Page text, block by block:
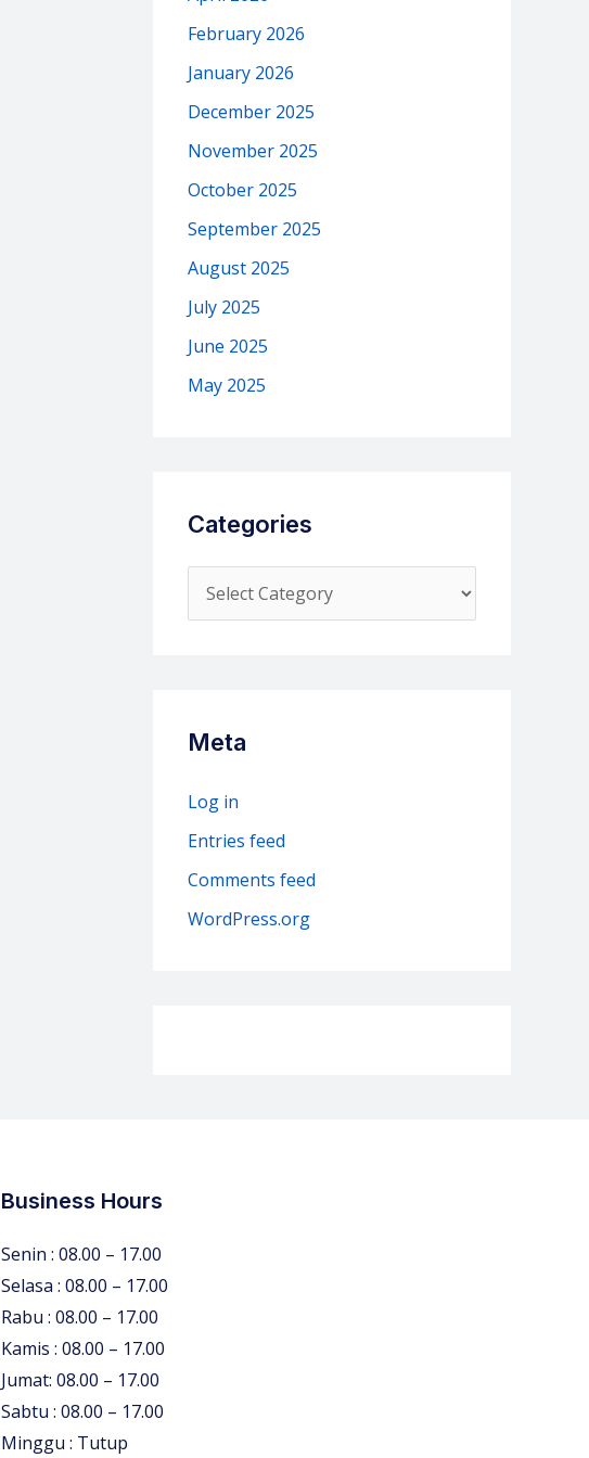
February 2026
January 2026
December 2025
November 2025
October 2025
September 2025
August 2025
July 2025
June 2025
May 2025
Categories
a
o
r
Meta
Log in
Entries feed
Comments feed
WordPress.org
Business Hours
Senin : 08.00 – 17.00
Selasa : 08.00 – 17.00
Rabu : 08.00 – 17.00
Kamis : 08.00 – 17.00
Jumat: 08.00 – 17.00
Sabtu : 08.00 – 17.00
Minggu : Tutup